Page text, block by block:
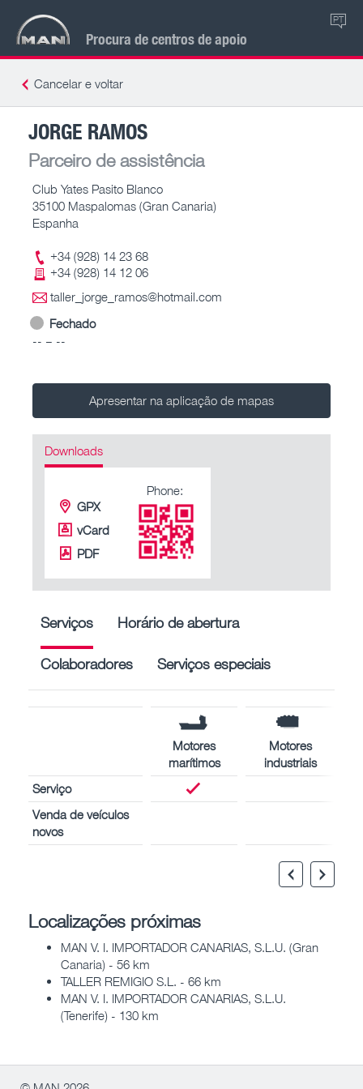
Procura de centros de apoio
PT
Cancelar e voltar
JORGE RAMOS
Parceiro de assistência
Club Yates Pasito Blanco
35100 Maspalomas (Gran Canaria)
Espanha
+34 (928) 14 23 68
+34 (928) 14 12 06
taller_jorge_ramos@hotmail.com
Fechado
-- – --
Apresentar na aplicação de mapas
Downloads
GPX
vCard
PDF
Phone:
Serviços Horário de abertura
Colaboradores Serviços especiais
Motores
marítimos
Motores
industriais
Serviço
Venda de veículos
novos
Localizações próximas
MAN V. I. IMPORTADOR CANARIAS, S.L.U. (Gran
Canaria) - 56 km
TALLER REMIGIO S.L. - 66 km
MAN V. I. IMPORTADOR CANARIAS, S.L.U.
(Tenerife) - 130 km